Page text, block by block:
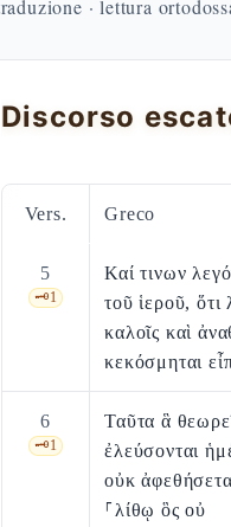
· lettura
Vers. Greco
5
🗝️1
Καί τινων
τοῦ ἱεροῦ, ὅτι
καλοῖς καὶ
κεκόσμηται
6
🗝️1
Ταῦτα ἃ
ἐλεύσονται
οὐκ
⸀λίθῳ ὃς οὐ